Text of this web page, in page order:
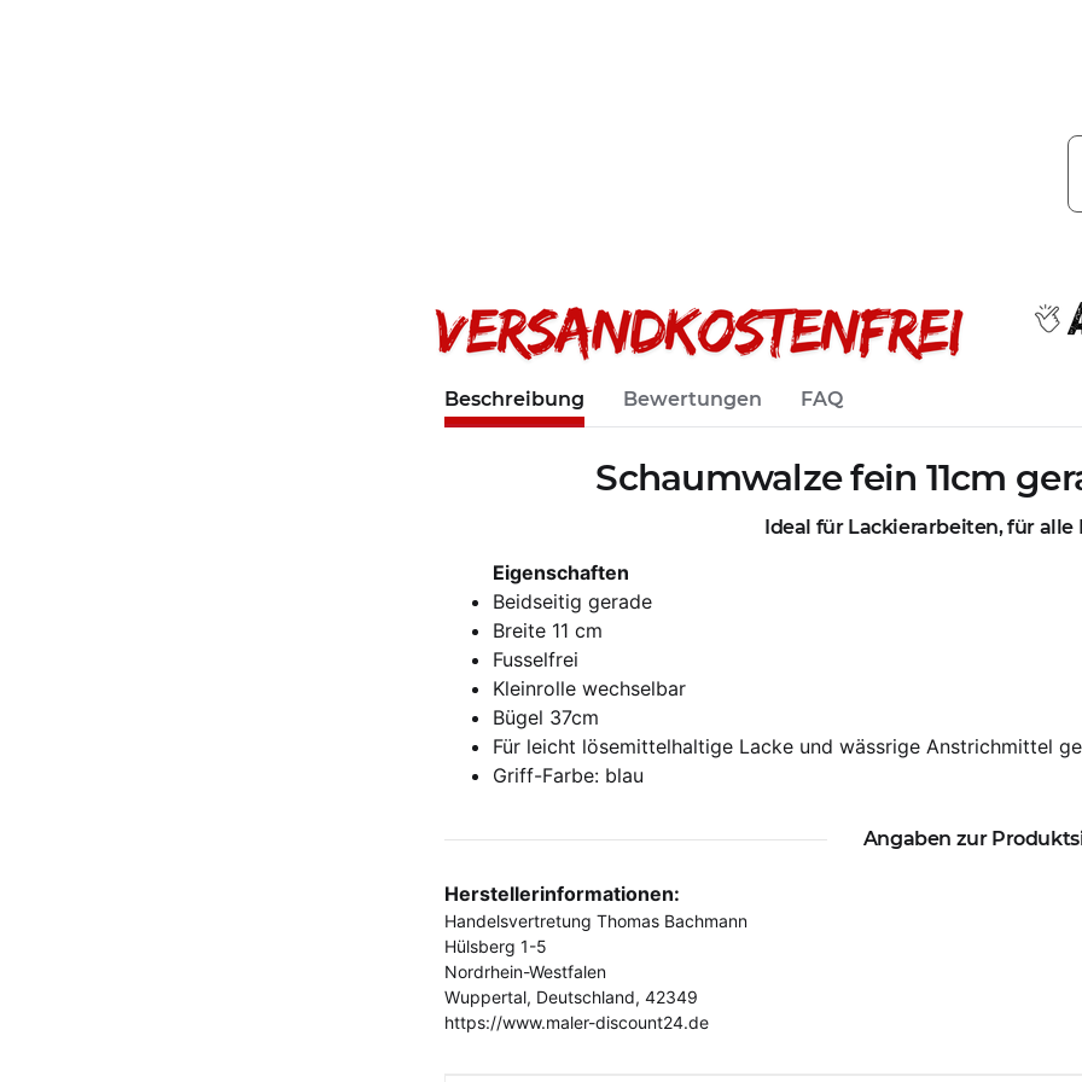
Beschreibung Bewertungen FAQ
Schaumwalze fein 11cm
Ideal für Lackierarbeiten, für alle
Eigenschaften
Beidseitig gerade
Breite 11 cm
Fusselfrei
Kleinrolle wechselbar
Bügel 37cm
Für leicht lösemittelhaltige Lacke und wässrige Anstrichmittel
Griff-Farbe: blau
Angaben zur
Herstellerinformationen:
Handelsvertretung Thomas Bachmann
Hülsberg 1-5
Nordrhein-Westfalen
Wuppertal, Deutschland, 42349
https://www.maler-discount24.de